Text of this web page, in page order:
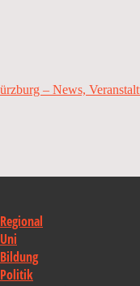
Regional
Uni
Bildung
Politik